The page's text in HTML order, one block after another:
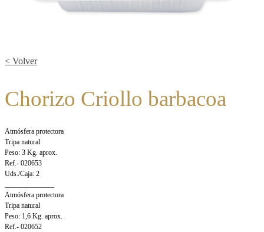
< Volver
Chorizo Criollo barbacoa
Atmósfera protectora
Tripa natural
Peso: 3 Kg. aprox.
Ref.- 020653
Uds./Caja: 2
Atmósfera protectora
Tripa natural
Peso: 1,6 Kg. aprox.
Ref.- 020652